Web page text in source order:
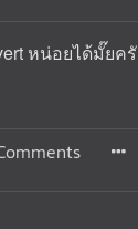
หน่อยได้มั๊ยครั